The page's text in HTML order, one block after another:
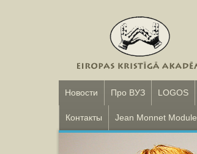
Новости Про ВУЗ LOGOS
Контакты Jean Monnet Module